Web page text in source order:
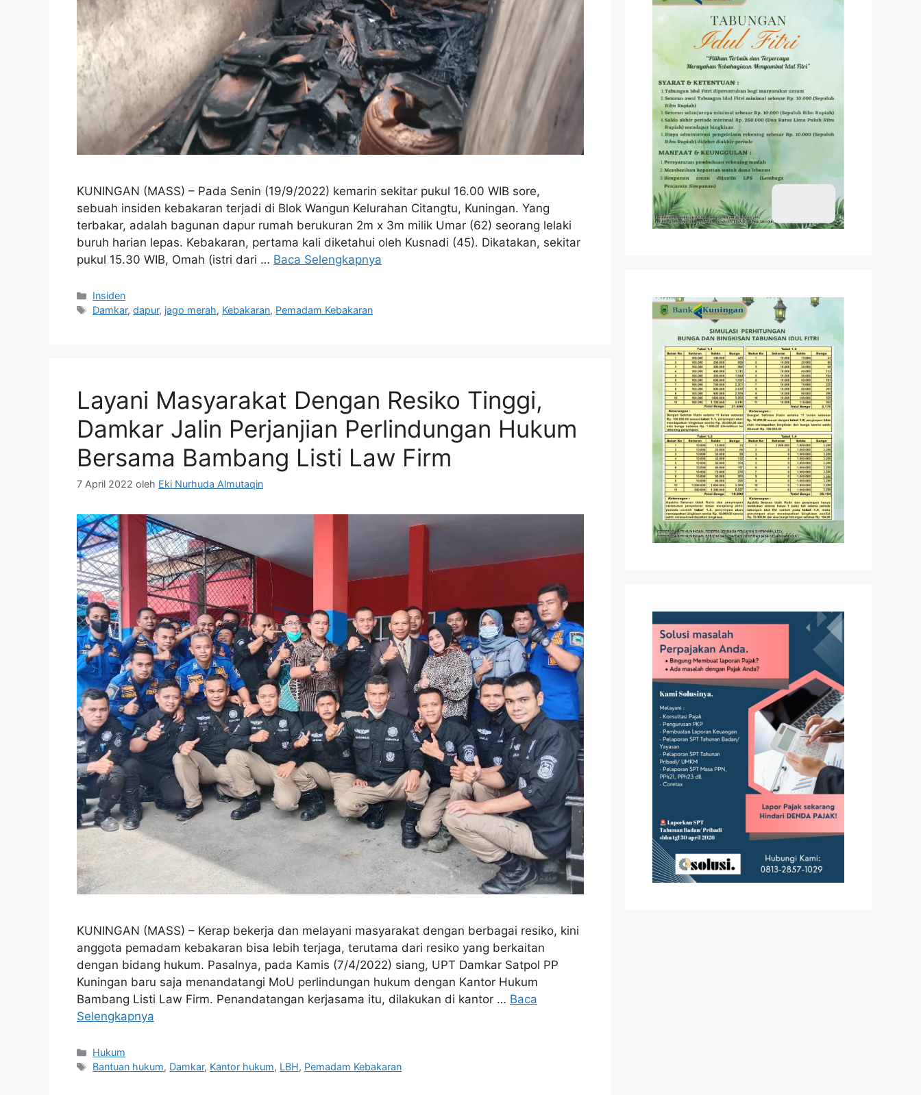
KUNINGAN (MASS) – Pada Senin (19/9/2022) kemarin sekitar pukul 16.00 WIB sore,
sebuah insiden kebakaran terjadi di Blok Wangun Kelurahan Citangtu, Kuningan. Yang
terbakar, adalah bagunan dapur rumah berukuran 2m x 3m milik Umar (62) seorang lelaki
buruh harian lepas. Kebakaran, pertama kali diketahui oleh Kusnadi (45). Dikatakan, sekitar
pukul 15.30 WIB, Omah (istri dari … Baca Selengkapnya
Kategori
Insiden
Tag
Damkar,dapur, jago merah, Kebakaran, Pemadam Kebakaran
Layani Masyarakat Dengan Resiko Tinggi,
Damkar Jalin Perjanjian Perlindungan Hukum
Bersama Bambang Listi Law Firm
7 April 2022 oleh Eki Nurhuda Almutaqin
KUNINGAN (MASS) – Kerap bekerja dan melayani masyarakat dengan berbagai resiko, kini
anggota pemadam kebakaran bisa lebih terjaga, terutama dari resiko yang berkaitan
dengan bidang hukum. Pasalnya, pada Kamis (7/4/2022) siang, UPT Damkar Satpol PP
Kuningan baru saja menandatangi MoU perlindungan hukum dengan Kantor Hukum
Bambang Listi Law Firm. Penandatangan kerjasama itu, dilakukan di kantor … Baca
Selengkapnya
Kategori
Hukum
Tag
Bantuan hukum, Damkar, Kantor hukum, LBH, Pemadam Kebakaran